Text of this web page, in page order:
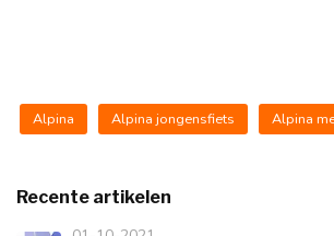
Alpina Alpina jongensfiets Alpina
Recente artikelen